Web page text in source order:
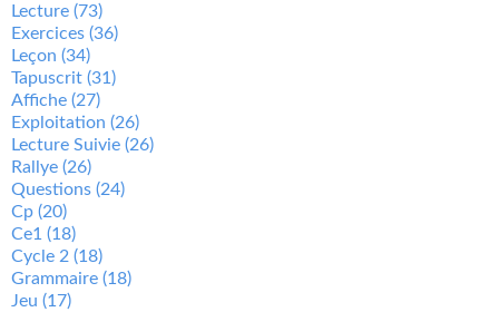
Lecture (73)
Exercices (36)
Leçon (34)
Tapuscrit (31)
Affiche (27)
Exploitation (26)
Lecture Suivie (26)
Rallye (26)
Questions (24)
Cp (20)
Ce1 (18)
Cycle 2 (18)
Grammaire (18)
Jeu (17)